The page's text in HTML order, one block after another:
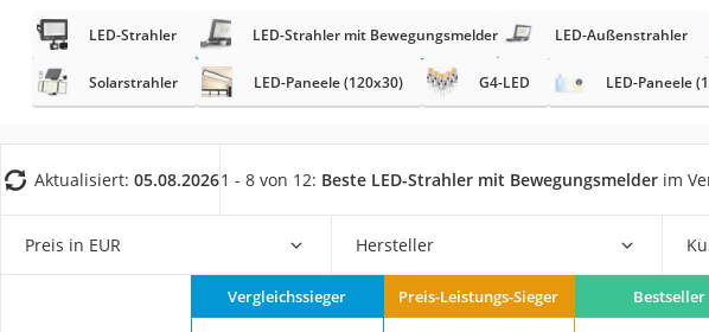
Löschdecke
Multimeter
Winterharte Palmen
Service
LED-Strahler LED-Strahler mit Bewegungsmelder LED-Außenstrahler
Solarstrahler LED-Paneele (120x30) G4-LED LED-Paneele
Aktualisiert: 05.08.20261 - 8 von 12: Beste LED-Strahler mit Bewegungsmelder im
Preis in EUR Hersteller
Vergleichssieger Preis-Leistungs-Sieger Bestseller